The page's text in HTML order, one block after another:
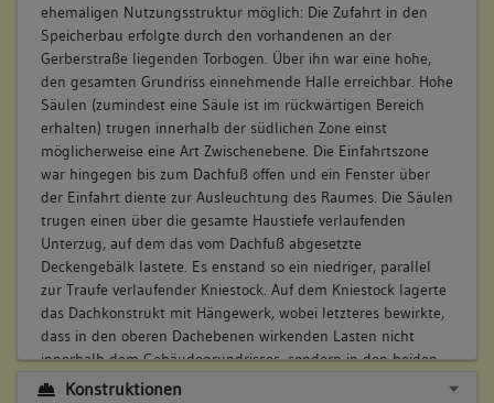
ehemaligen Nutzungsstruktur möglich: Die Zufahrt in den
Speicherbau erfolgte durch den vorhandenen an der
Gerberstraße liegenden Torbogen. Über ihn war eine hohe,
den gesamten Grundriss einnehmende Halle erreichbar. Hohe
Säulen (zumindest eine Säule ist im rückwärtigen Bereich
erhalten) trugen innerhalb der südlichen Zone einst
möglicherweise eine Art Zwischenebene. Die Einfahrtszone
war hingegen bis zum Dachfuß offen und ein Fenster über
der Einfahrt diente zur Ausleuchtung des Raumes. Die Säulen
trugen einen über die gesamte Haustiefe verlaufenden
Unterzug, auf dem das vom Dachfuß abgesetzte
Deckengebälk lastete. Es enstand so ein niedriger, parallel
zur Traufe verlaufender Kniestock. Auf dem Kniestock lagerte
das Dachkonstrukt mit Hängewerk, wobei letzteres bewirkte,
dass in den oberen Dachebenen wirkenden Lasten nicht
innerhalb dem Gebäudegrundrisses, sondern in den beiden
Traufen abgetragen wurden.
Konstruktionen